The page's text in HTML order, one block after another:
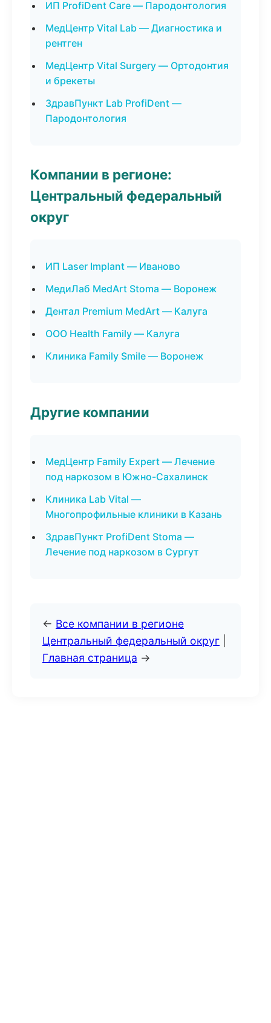
ИП ProfiDent Care — Пародонтология
МедЦентр Vital Lab — Диагностика и
рентген
МедЦентр Vital Surgery — Ортодонтия
и брекеты
ЗдравПункт Lab ProfiDent —
Пародонтология
Компании в регионе:
Центральный федеральный
округ
ИП Laser Implant — Иваново
МедиЛаб MedArt Stoma — Воронеж
Дентал Premium MedArt — Калуга
ООО Health Family — Калуга
Клиника Family Smile — Воронеж
Другие компании
МедЦентр Family Expert — Лечение
под наркозом в Южно-Сахалинск
Клиника Lab Vital —
Многопрофильные клиники в Казань
ЗдравПункт ProfiDent Stoma —
Лечение под наркозом в Сургут
← Все компании в регионе
Центральный федеральный округ
Главная страница →